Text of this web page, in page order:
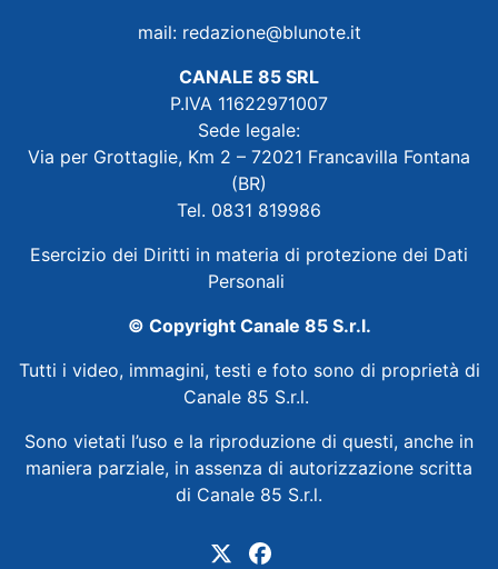
mail: redazione@blunote.it
CANALE 85 SRL
P.IVA 11622971007
Sede legale:
Via per Grottaglie, Km 2 – 72021 Francavilla Fontana
(BR)
Tel. 0831 819986
Esercizio dei Diritti in materia di protezione dei Dati
Personali
© Copyright Canale 85 S.r.l.
Tutti i video, immagini, testi e foto sono di proprietà di
Canale 85 S.r.l.
Sono vietati l’uso e la riproduzione di questi, anche in
maniera parziale, in assenza di autorizzazione scritta
di Canale 85 S.r.l.